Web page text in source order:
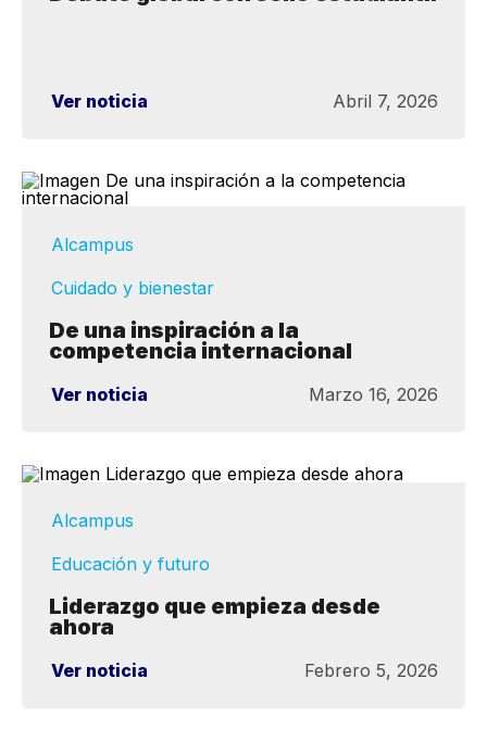
Ver noticia Abril 7, 2026
Alcampus
Cuidado y bienestar
De una inspiración a la
competencia internacional
Ver noticia Marzo 16, 2026
Alcampus
Educación y futuro
Liderazgo que empieza desde
ahora
Ver noticia Febrero 5, 2026